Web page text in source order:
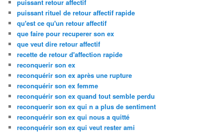
puissant retour affectif
puissant rituel de retour affectif rapide
qu'est ce qu'un retour affectif
que faire pour recuperer son ex
que veut dire retour affectif
recette de retour d'affection rapide
reconquerir son ex
reconquérir son ex après une rupture
reconquérir son ex femme
reconquérir son ex quand tout semble perdu
reconquerir son ex qui n a plus de sentiment
reconquérir son ex qui nous a quitté
reconquérir son ex qui veut rester ami